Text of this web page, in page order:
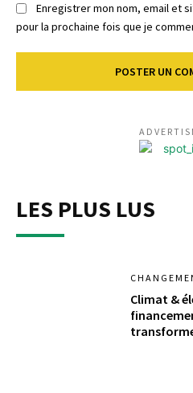
Enregistrer mon nom, email et
pour la prochaine fois que je
LES PLUS LUS
Climat &